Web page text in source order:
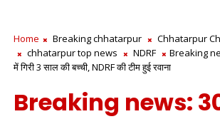
Home Breaking chhatarpur
Chhatarpur
chhatarpur top news
NDRF
Breaking
में गिरी 3 साल की बच्ची, NDRF की टीम हुई रवाना
Breaking news: